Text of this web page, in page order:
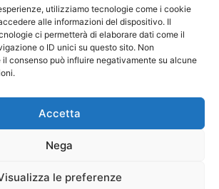
utilizziamo tecnologie come i cookie
alle informazioni del dispositivo. Il
ci permetterà di elaborare dati come il
o ID unici su questo sito. Non
consenso può influire negativamente su alcune
Accetta
Nega
le preferenze